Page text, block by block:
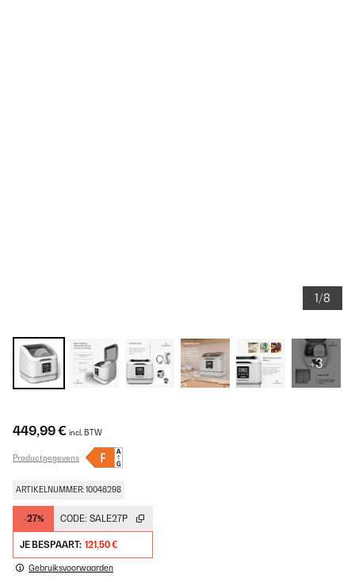
1/8
+3
449,99 € incl. BTW
Productgegevens
ARTIKELNUMMER: 10046298
-27% CODE: SALE27P
JE BESPAART: 121,50 €
Gebruiksvoorwaarden